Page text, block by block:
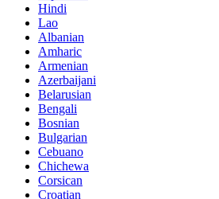
Hindi
Lao
Albanian
Amharic
Armenian
Azerbaijani
Belarusian
Bengali
Bosnian
Bulgarian
Cebuano
Chichewa
Corsican
Croatian